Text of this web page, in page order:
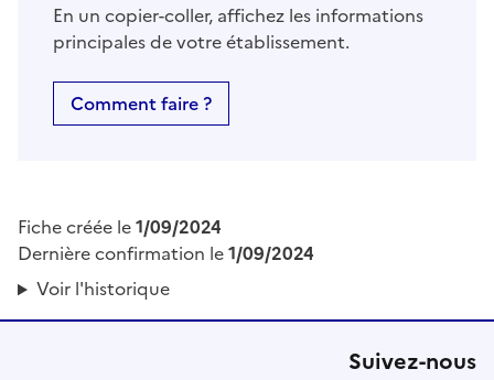
En un copier-coller, affichez les informations
principales de votre établissement.
Comment faire ?
Fiche créée le1/09/2024
Dernière confirmation le1/09/2024
Voir l'historique
Suivez-nous